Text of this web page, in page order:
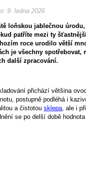
9. ledna 2026
loňskou jablečnou
patříte mezi ty
roce urodilo větší
je všechny spotřebovat,
další zpracování.
přichází většina
postupně podléhá i
a čistotou sklepa , ale i
se po delší době hodnota